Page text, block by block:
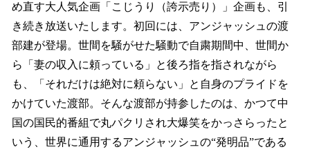
め直す大人気企画「こじうり（誇示売り）」企画も、引
き続き放送いたします。初回には、アンジャッシュの渡
部建が登場。世間を騒がせた騒動で自粛期間中、世間か
ら「妻の収入に頼っている」と後ろ指を指されながら
も、「それだけは絶対に頼らない」と自身のプライドを
かけていた渡部。そんな渡部が持参したのは、かつて中
国の国民的番組で丸パクリされ大爆笑をかっさらったと
いう、世界に通用するアンジャッシュの“発明品”である